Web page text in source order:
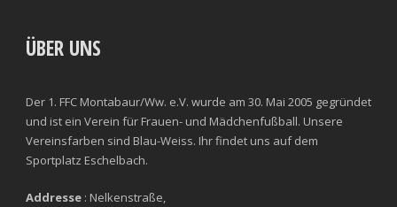
ÜBER UNS
Der 1. FFC Montabaur/Ww. e.V. wurde am 30. Mai 2005 gegründet
und ist ein Verein für Frauen- und Mädchenfußball. Unsere
Vereinsfarben sind Blau-Weiss. Ihr findet uns auf dem
Sportplatz Eschelbach.
Addresse : Nelkenstraße,